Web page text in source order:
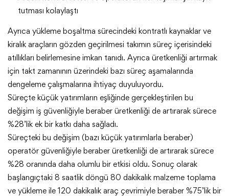
tutması kolaylaştı
Ayrıca yükleme boşaltma sürecindeki kontratlı kaynaklar ve
kiralık araçların gözden geçirilmesi takımın süreç içerisindeki
atıllıkları belirlemesine imkan tanıdı. Ayrıca üretkenliği artırmak
için takt zamanının üzerindeki bazı süreç aşamalarında
dengeleme çalışmalarına ihtiyaç duyuluyordu.
Süreçte küçük yatırımların eşliğinde gerçekleştirilen bu
değişim iş güvenliğiyle beraber üretkenliği de artırarak sürece
%28’lik ek bir katkı daha sağladı.
Süreçteki bu değişim (bazı küçük yatırımlarla beraber)
operatör güvenliğiyle beraber üretkenliği de artırarak sürece
%28 oranında daha olumlu bir etkisi oldu. Sonuç olarak
başlangıçtaki 8 saatlik döngü 80 dakikalık malzeme toplama
ve yükleme ile 120 dakikalık araç çevrimiyle beraber %75’lik bir